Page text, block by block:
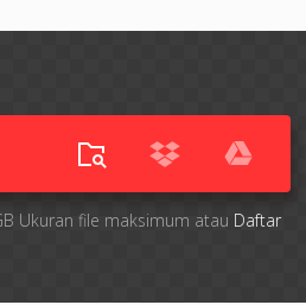
Ukuran file maksimum atau Daftar